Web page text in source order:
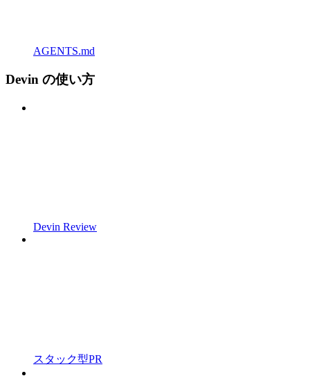
AGENTS.md
Devin の使い方
Devin Review
スタック型PR